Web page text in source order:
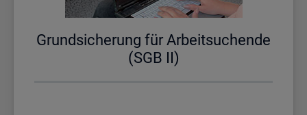
Grund­si­che­rung für Ar­beit­su­chen­de
(SGB II)